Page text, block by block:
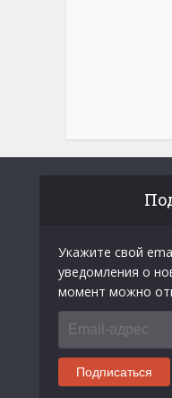
Укажите свой
уведомления о
момент можно
Email-
адрес
Подписаться